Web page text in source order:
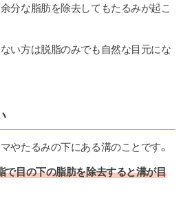
分な脂肪を除去してもたるみが起こ
い方は脱脂のみでも自然な目元にな
やたるみの下にある溝のことです。
で目の下の脂肪を除去すると溝が目